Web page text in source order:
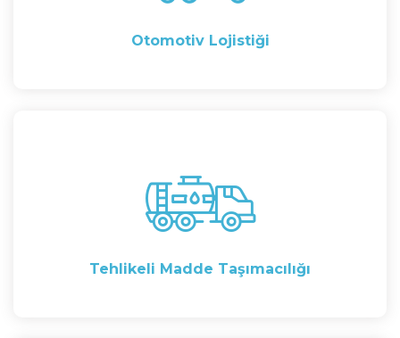
Otomotiv Lojistiği
Tehlikeli Madde Taşımacılığı